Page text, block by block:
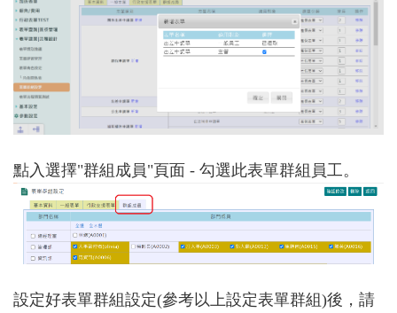
點入選擇"群組成員"頁面 - 勾選此表單群組員工。
設定好表單群組設定(參考以上設定表單群組)後， 請